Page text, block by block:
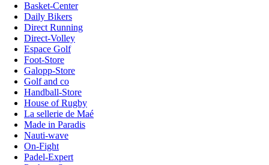
Basket-Center
Daily Bikers
Direct Running
Direct-Volley
Espace Golf
Foot-Store
Galopp-Store
Golf and co
Handball-Store
House of Rugby
La sellerie de Maé
Made in Paradis
Nauti-wave
On-Fight
Padel-Expert